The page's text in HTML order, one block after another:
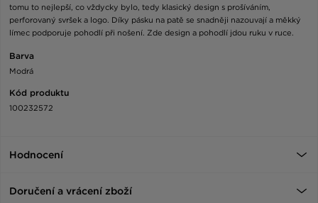
tomu to nejlepší, co vždycky bylo, tedy klasický design s prošíváním,
perforovaný svršek a logo. Díky pásku na patě se snadněji nazouvají a měkký
límec podporuje pohodlí při nošení. Zde design a pohodlí jdou ruku v ruce.
Barva
Modrá
Kód produktu
100232572
Hodnocení
Doručení a vrácení zboží